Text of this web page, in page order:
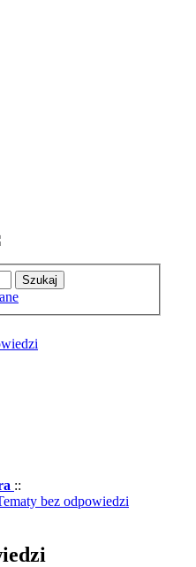
Szukaj
::
bez odpowiedzi